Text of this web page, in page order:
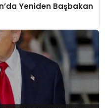
Yeniden Başbakan